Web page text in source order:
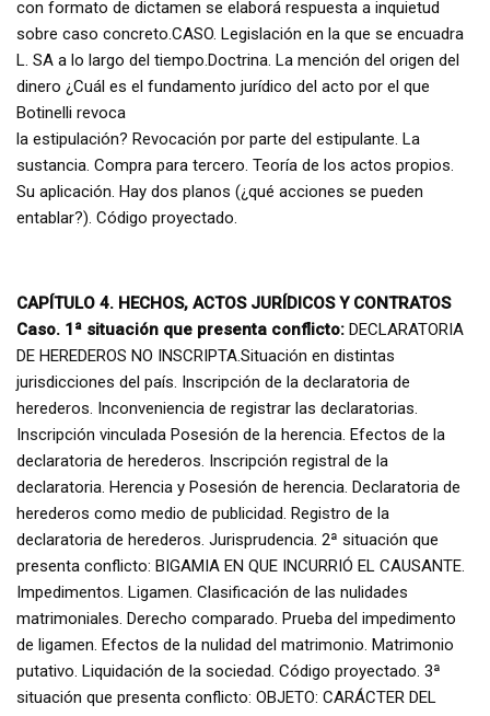
con formato de dictamen se elaborá respuesta a inquietud
sobre caso concreto.CASO. Legislación en la que se encuadra
L. SA a lo largo del tiempo.Doctrina. La mención del origen del
dinero ¿Cuál es el fundamento jurídico del acto por el que
Botinelli revoca
la estipulación? Revocación por parte del estipulante. La
sustancia. Compra para tercero. Teoría de los actos propios.
Su aplicación. Hay dos planos (¿qué acciones se pueden
entablar?). Código proyectado.
CAPÍTULO 4. HECHOS, ACTOS JURÍDICOS Y CONTRATOS
Caso. 1ª situación que presenta conflicto: DECLARATORIA
DE HEREDEROS NO INSCRIPTA.Situación en distintas
jurisdicciones del país. Inscripción de la declaratoria de
herederos. Inconveniencia de registrar las declaratorias.
Inscripción vinculada Posesión de la herencia. Efectos de la
declaratoria de herederos. Inscripción registral de la
declaratoria. Herencia y Posesión de herencia. Declaratoria de
herederos como medio de publicidad. Registro de la
declaratoria de herederos. Jurisprudencia. 2ª situación que
presenta conflicto: BIGAMIA EN QUE INCURRIÓ EL CAUSANTE.
Impedimentos. Ligamen. Clasificación de las nulidades
matrimoniales. Derecho comparado. Prueba del impedimento
de ligamen. Efectos de la nulidad del matrimonio. Matrimonio
putativo. Liquidación de la sociedad. Código proyectado. 3ª
situación que presenta conflicto: OBJETO: CARÁCTER DEL